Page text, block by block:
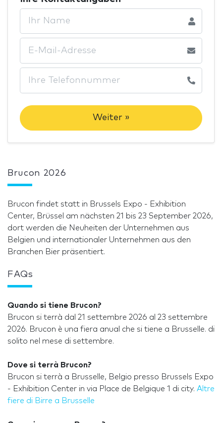
Weiter »
Brucon 2026
Brucon findet statt in Brussels Expo - Exhibition
Center, Brüssel am nächsten 21 bis 23 September 2026,
dort werden die Neuheiten der Unternehmen aus
Belgien und internationaler Unternehmen aus den
Branchen Bier präsentiert.
FAQs
Quando si tiene Brucon?
Brucon si terrà dal 21 settembre 2026 al 23 settembre
2026. Brucon è una fiera anual che si tiene a Brusselle. di
solito nel mese di settembre.
Dove si terrà Brucon?
Brucon si terrà a Brusselle, Belgio presso Brussels Expo
- Exhibition Center in via Place de Belgique 1 di city. Altre
fiere di Birre a Brusselle